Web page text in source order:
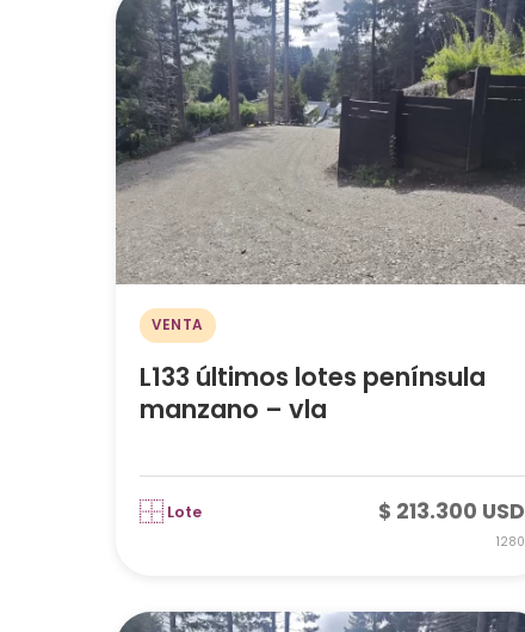
VENTA
L133 últimos lotes península
manzano – vla
Lote $ 213.300 USD
1280